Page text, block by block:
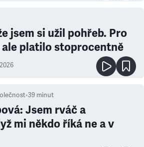
jsem si užil pohřeb. Pro
platilo stoprocentně
•39 minut
Jsem rváč a
mi někdo říká ne a v